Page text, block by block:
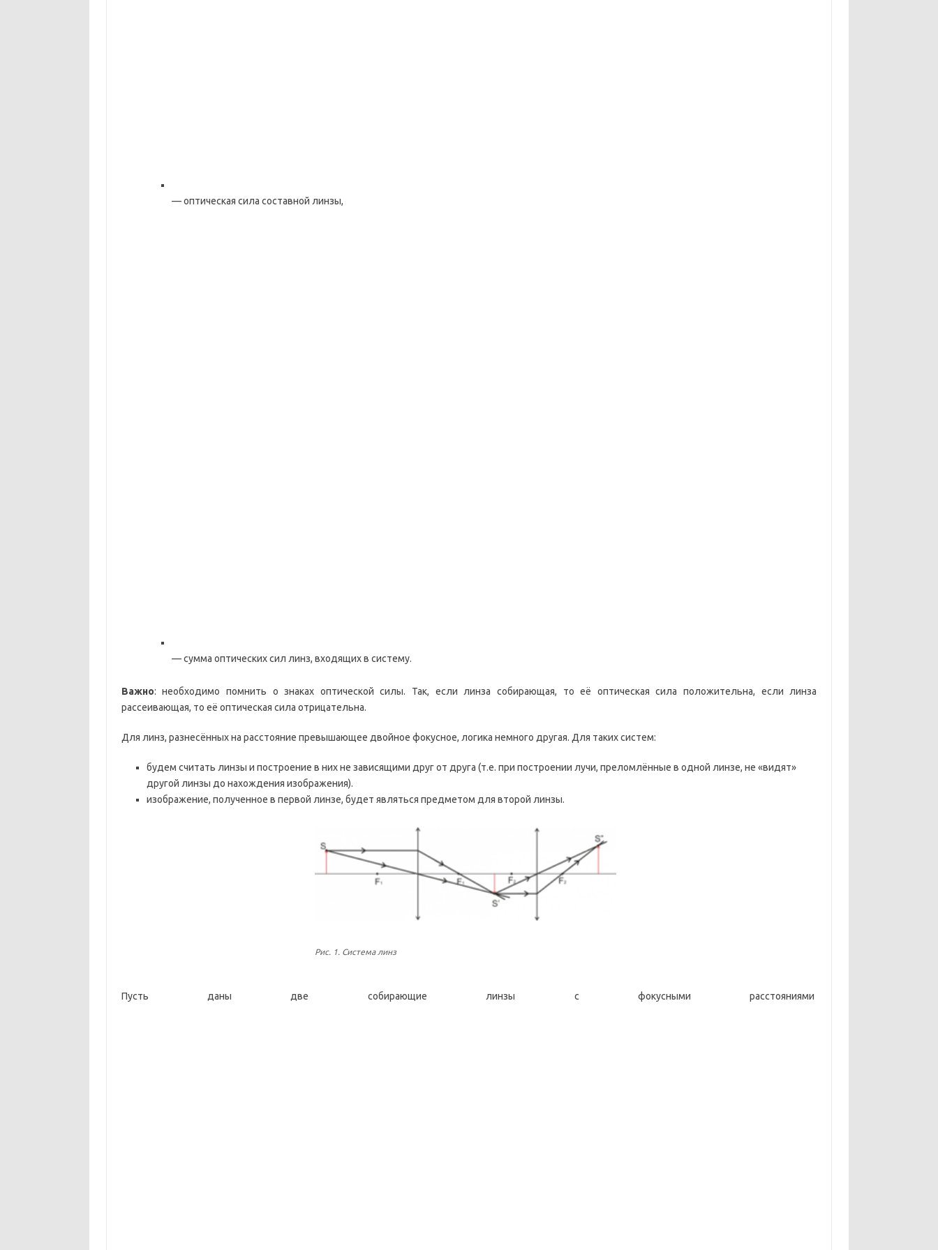
— оптическая сила составной линзы,
— сумма оптических сил линз, входящих в систему.
Важно: необходимо помнить о знаках оптической силы. Так, если линза собирающая, то её оптическая сила положительна, если линза
рассеивающая, то её оптическая сила отрицательна.
Для линз, разнесённых на расстояние превышающее двойное фокусное, логика немного другая. Для таких систем:
будем считать линзы и построение в них не зависящими друг от друга (т.е. при построении лучи, преломлённые в одной линзе, не «видят»
другой линзы до нахождения изображения).
изображение, полученное в первой линзе, будет являться предметом для второй линзы.
Рис. 1. Система линз
Пусть даны две собирающие линзы с фокусными расстояниями